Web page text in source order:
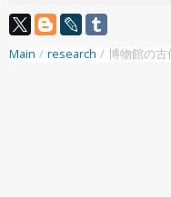
Main / research / 博物館の古